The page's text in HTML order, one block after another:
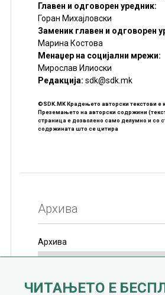
Главен и одговорен уредник:
Горан Михајловски
Заменик главен и одговорен
Марина Костова
Менаџер на социјални мрежи:
Мирослав Илиоски
Редакцијa: sdk@sdk.mk
©SDK.MK Крадењето авторски текстови е
Преземањето на авторски содржини
страница е дозволено само делумно и со
содржината што се цитира
Архива
Архива
ЧИТАЊЕТО Е